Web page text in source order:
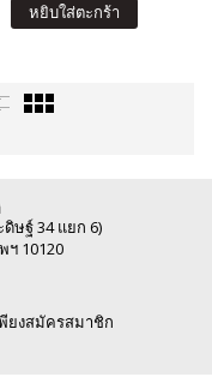
หยิบใส่ตะกร้า
ษฐ์ 34 แยก 6)
ฯ 10120
ยงสมัครสมาชิก